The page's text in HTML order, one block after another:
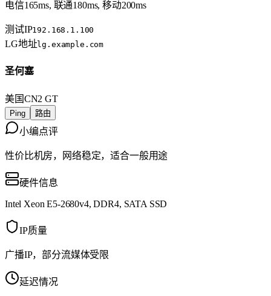
电信165ms, 联通180ms, 移动200ms
测试IP192.168.1.100
LG地址lg.example.com
圣何塞
美国CN2 GT
Ping 路由
小编点评
性价比机房，网络稳定，适合一般用途
硬件信息
Intel Xeon E5-2680v4, DDR4, SATA SSD
IP质量
广播IP，部分流媒体受限
延迟情况